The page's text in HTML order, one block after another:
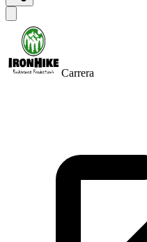
Carrera